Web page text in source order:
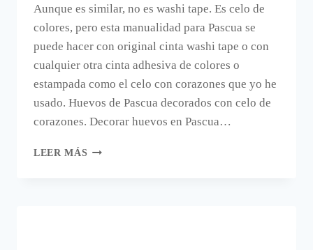
Aunque es similar, no es washi tape. Es celo de
colores, pero esta manualidad para Pascua se
puede hacer con original cinta washi tape o con
cualquier otra cinta adhesiva de colores o
estampada como el celo con corazones que yo he
usado. Huevos de Pascua decorados con celo de
corazones. Decorar huevos en Pascua…
LEER MÁS DECORAR